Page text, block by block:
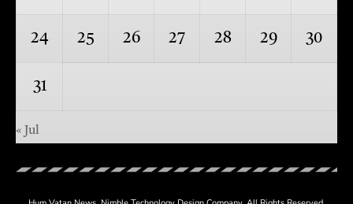
24 25 26 27 28 29 30
31
« Jul